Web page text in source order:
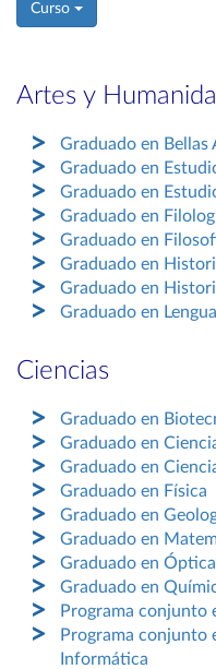
Curso
Artes y
Graduado en Bellas
Graduado en
Graduado en
Graduado en
Graduado en
Graduado en
Graduado en
Graduado en
Ciencias
Graduado en
Graduado en
Graduado en
Graduado en Física
Graduado en
Graduado en
Graduado en
Graduado en
Programa conjunto
Programa conjunto
Informática